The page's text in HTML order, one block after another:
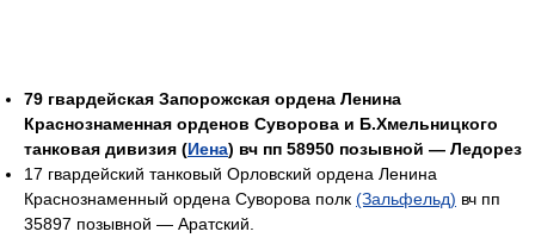
79 гвардейская Запорожская ордена Ленина
Краснознаменная орденов Суворова и Б.Хмельницкого
танковая дивизия (Иена) вч пп 58950 позывной — Ледорез
17 гвардейский танковый Орловский ордена Ленина
Краснознаменный ордена Суворова полк (Зальфельд) вч пп
35897 позывной — Аратский.